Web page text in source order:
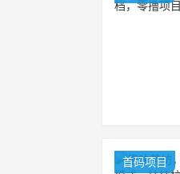
首码项目